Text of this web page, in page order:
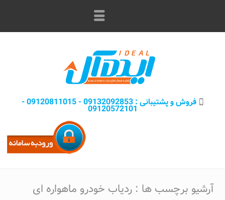
فروش و پشتيبانی : 09132092853 - 09120811015 -
09120572101
آرشیو برچسب ها : ردیاب خودرو ماهواره ای